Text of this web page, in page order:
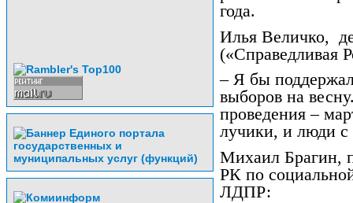
года.
Илья Величко,
(«Справедливая
– Я бы
выборов на
проведения –
лучики, и люди
Михаил Брагин,
РК по
ЛДПР: